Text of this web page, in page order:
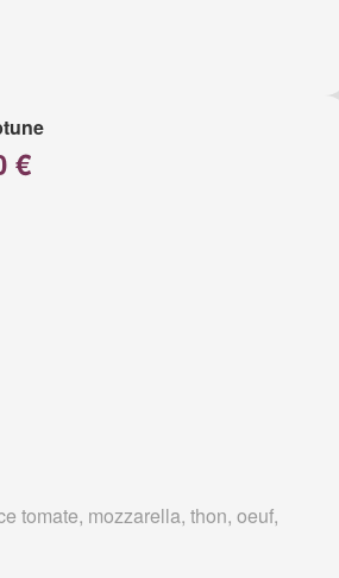
€
tomate, mozzarella, thon, oeuf,